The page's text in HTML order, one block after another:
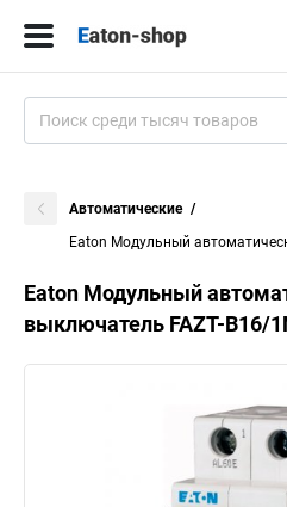
Автоматические
Eaton Модульный
Eaton Модульный
выключатель FAZT-B16/